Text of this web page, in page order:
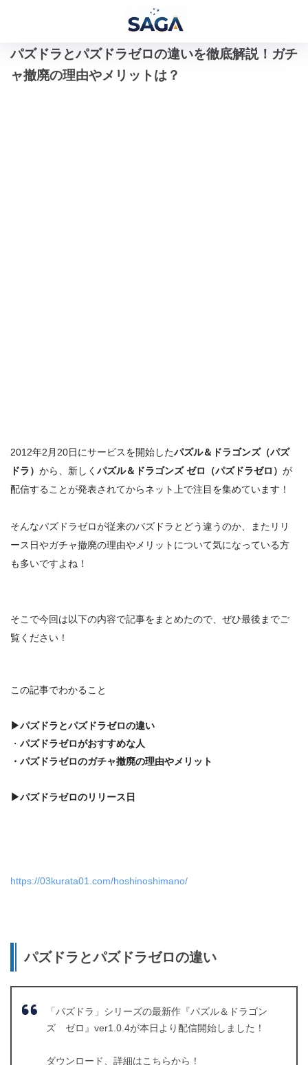
パズドラとパズドラゼロの違いを徹底解説！ガチ
ャ撤廃の理由やメリットは？
2012年2月20日にサービスを開始したパズル＆ドラゴンズ（パズ
ドラ） から、新しく パズル＆ドラゴンズ ゼロ（パズドラゼロ） が
配信することが発表されてからネット上で注目を集めています！
そんなパズドラゼロが従来のバズドラとどう違うのか 、また リリ
ース日やガチャ撤廃の理由やメリット について気になっている方
も多いですよね！
そこで今回は以下の内容で記事をまとめたので、ぜひ最後までご
覧ください！
この記事でわかること
▶パズドラとパズドラゼロの違い
・ パズドラゼロがおすすめな人
・パズドラゼロのガチャ撤廃の理由やメリット
▶パズドラゼロのリリース日
https://03kurata01.com/hoshinoshimano/
パズドラとパズドラゼロの違い
「パズドラ」シリーズの最新作『パズル＆ドラゴン
ズ ゼロ』ver1.0.4が本日より配信開始しました！
ダウンロード、詳細はこちらから！